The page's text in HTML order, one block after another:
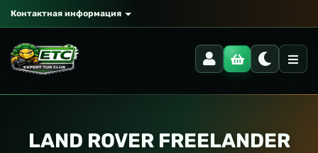
Контактная информация
LAND ROVER FREELANDER